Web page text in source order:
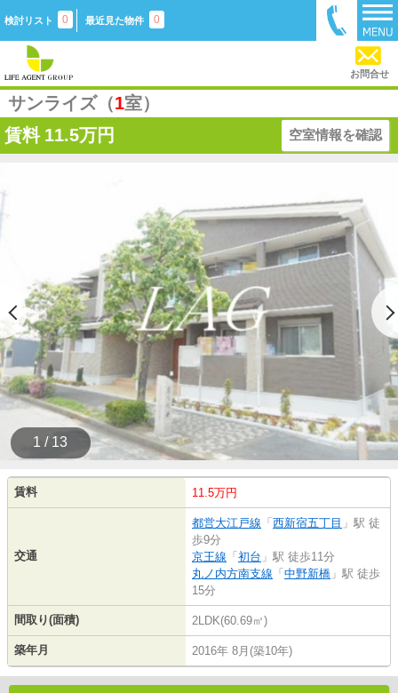
検討リスト 0 最近見た物件 0
お問合せ
サンライズ（1室）
賃料 11.5万円 空室情報を確認
1 / 13
賃料 11.5万円
交通
都営大江戸線 「 西新宿五丁目 」駅 徒
歩9分
京王線 「 初台 」駅 徒歩11分
丸ノ内方南支線 「 中野新橋 」駅 徒歩
15分
間取り(面積) 2LDK(60.69㎡)
築年月 2016年 8月(築10年)